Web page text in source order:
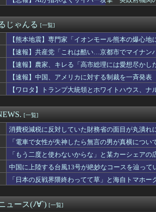
反対していた財務省の面目が丸潰れに、減税が決
お弁当屋さん「消費税減税されても値下げせず全
産e-power、無給油で1980km走行しギネス記録を達
いちゃんと山田さん、ハッピーエンド確定 最後は
6000件分の連絡先流出か 「おわびします」とラフ
100円セール、もう買った？
を大量注文→キャンセルを繰り返しまくった女、逮
会見「非核三原則を政策上の方針として堅持」
山田「既に印税1億円入ってます」←こいつがネッ
いわ新選組、新たな党名は「いのちの党」 略称は
徳神糧4-6月期経常利益、前年同期比97.7％減の0.7
与正氏「軍事的選択肢」警告にネット爆笑「デブ
本の地震被害、水を支援したのに「韓国産の水は
は外気取入派？それとも内気循環派？
ア人民、中国人民と連帯して戦おー！悪政高市を
者「社会に戻りたいです」
被害に支援したのに…「韓国産の水は水洗トイレに
「来年8月に行われる埼玉県知事選に立候補致し
メ農家「高市総理には愛想尽かした」売値は生産原
ックアップとって」→AI「了解～・・・あ、間違え
じゃんる [一覧]
【熊本地震】専門家「イオンモール熊本の爆心
【速報】共産党「これは酷い…京都市でマイナン
【速報】農家、キレる「高市総理には愛想尽か
騰【速報】中国、アメリカに対する制裁を一斉発表
【ワロタ】トランプ大統領とホワイトハウス、
[一覧]
消費税減税に反対していた財務省の面目が丸潰
「電車で女性が失神したら無言の男が真横につ
と追加主張するも……
「もう二度と使わないからな」と某カーシェア
看板が…
中国に上陸する台風13号が絶妙なコースを辿っ
「日本の反戦界隈終わってて草」と海自トマホ
ュース(ﾉ∀`) [一覧]